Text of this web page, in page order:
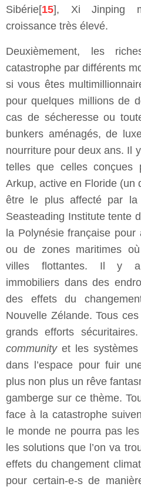
Sibérie[15], Xi Jinping
croissance très élevé.
Deuxièmement, les
catastrophe par différents
si vous êtes
pour quelques millions de
cas de sécheresse ou
bunkers aménagés, de
nourriture pour deux ans. Il
telles que celles conçues
Arkup, active en Floride (un
être le plus affecté par
Seasteading Institute tente
la Polynésie française pour
ou de zones maritimes
villes flottantes. Il y a
immobiliers dans des
des effets du
Nouvelle Zélande. Tous
grands efforts
community et les
dans l’espace pour fuir
plus non plus un rêve
gamberge sur ce thème.
face à la catastrophe
le monde ne pourra pas
les solutions que l’on va
effets du changement
pour certain-e-s de